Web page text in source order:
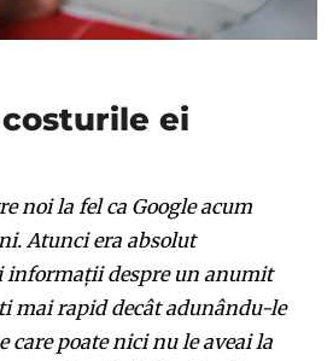
ei
noi la fel ca Google acum
Atunci era absolut
informații despre un anumit
mai rapid decât adunându-le
care poate nici nu le aveai la